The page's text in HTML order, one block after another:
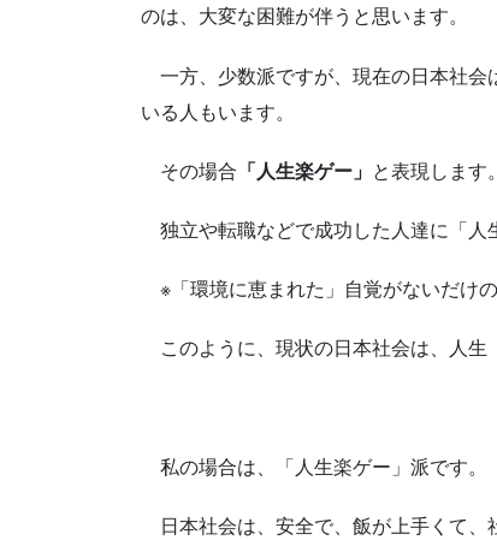
のは、大変な困難が伴うと思います。
一方、少数派ですが、現在の日本社会
いる人もいます。
その場合 「人生楽ゲー」 と表現します。
独立や転職などで成功した人達に「人
※「環境に恵まれた」自覚がないだけ
このように、現状の日本社会は、人生
私の場合は、「人生楽ゲー」派です。
日本社会は、安全で、飯が上手くて、